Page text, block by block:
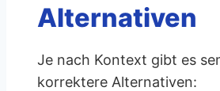
Alternativen
Je nach Kontext gibt es
korrektere Alternativen: